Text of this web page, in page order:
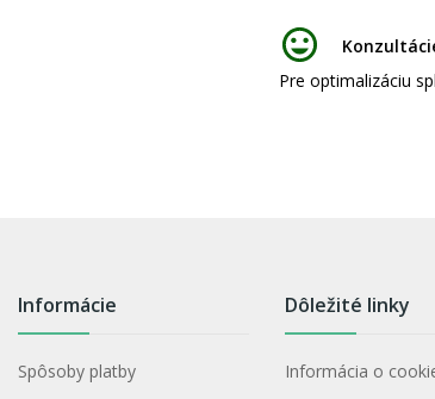
Pre optimalizáciu
Informácie
Spôsoby platby
Dôležité linky
Informácia o